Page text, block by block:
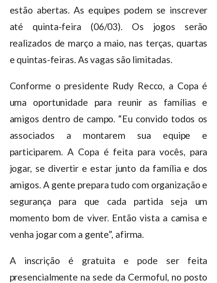
estão abertas. As equipes podem se inscrever
até quinta-feira (06/03). Os jogos serão
realizados de março a maio, nas terças, quartas
e quintas-feiras. As vagas são limitadas.
Conforme o presidente Rudy Recco, a Copa é
uma oportunidade para reunir as famílias e
amigos dentro de campo. “Eu convido todos os
associados a montarem sua equipe e
participarem. A Copa é feita para vocês, para
jogar, se divertir e estar junto da família e dos
amigos. A gente prepara tudo com organização e
segurança para que cada partida seja um
momento bom de viver. Então vista a camisa e
venha jogar com a gente”, afirma.
A inscrição é gratuita e pode ser feita
presencialmente na sede da Cermoful, no posto